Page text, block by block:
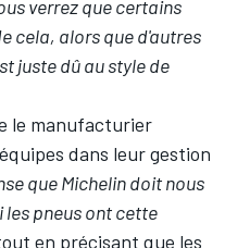
verrez que certains
cela, alors que d'autres
juste dû au style de
le manufacturier
dans leur gestion
que Michelin doit nous
les pneus ont cette
en précisant que les